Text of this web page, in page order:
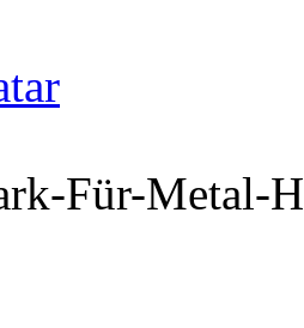
Für-Metal-